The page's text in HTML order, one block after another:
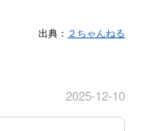
出典： ２ちゃんねる
2025-12-10